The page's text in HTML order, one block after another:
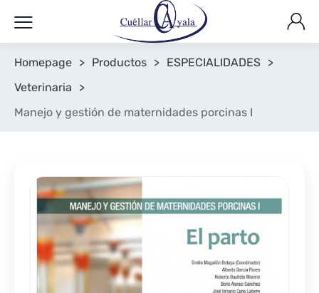
Homepage > Productos > ESPECIALIDADES >
Veterinaria
>
Manejo y gestión de maternidades porcinas I